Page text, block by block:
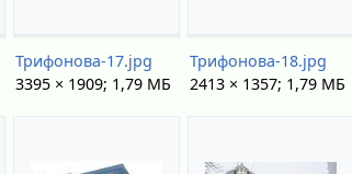
Трифонова-17.jpg
3395 × 1909; 1,79 МБ
Трифонова-18.jpg
2413 × 1357; 1,79 МБ